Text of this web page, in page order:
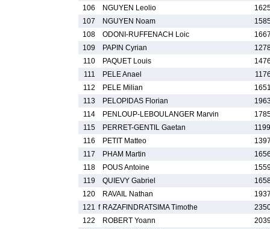
106 NGUYEN Leolio
107
NGUYEN Noam
108
ODONI-RUFFENACH Loic
109
PAPIN Cyrian
110
PAQUET Louis
111
PELE Anael
112
PELE Milian
113
PELOPIDAS Florian
114
PENLOUP-LEBOULANGER Marvin
115
PERRET-GENTIL Gaetan
116
PETIT Matteo
117
PHAM Martin
118
POUS Antoine
119
QUIEVY Gabriel
120
RAVAIL Nathan
121 f RAZAFINDRATSIMA Timothe
122
ROBERT Yoann